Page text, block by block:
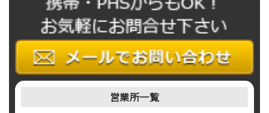
営業所一覧